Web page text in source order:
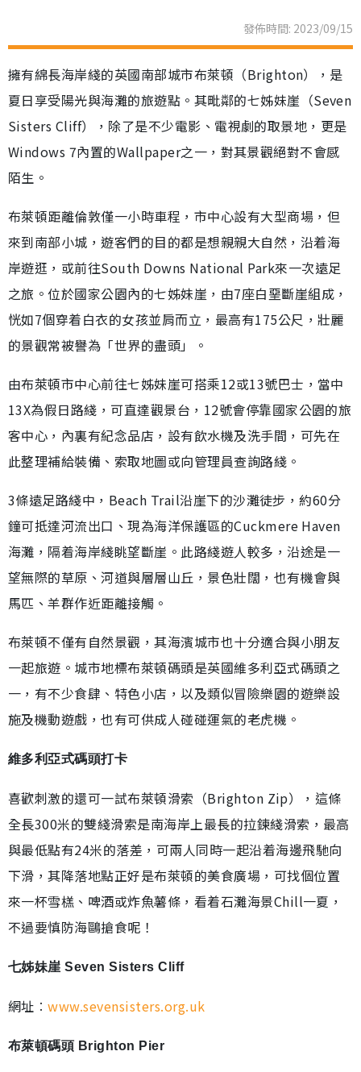
發佈時間: 2023/09/15
擁有綿長海岸綫的英國南部城市布萊頓（Brighton），是
夏日享受陽光與海灘的旅遊點。其毗鄰的七姊妹崖（Seven
Sisters Cliff），除了是不少電影、電視劇的取景地，更是
Windows 7內置的Wallpaper之一，對其景觀絕對不會感
陌生。
布萊頓距離倫敦僅一小時車程，市中心設有大型商場，但
來到南部小城，遊客們的目的都是想親親大自然，沿着海
岸遊逛，或前往South Downs National Park來一次遠足
之旅。位於國家公園內的七姊妹崖，由7座白堊斷崖組成，
恍如7個穿着白衣的女孩並肩而立，最高有175公尺，壯麗
的景觀常被譽為「世界的盡頭」。
由布萊頓市中心前往七姊妹崖可搭乘12或13號巴士，當中
13X為假日路綫，可直達觀景台，12號會停靠國家公園的旅
客中心，內裏有紀念品店，設有飲水機及洗手間，可先在
此整理補給裝備、索取地圖或向管理員查詢路綫。
3條遠足路綫中，Beach Trail沿崖下的沙灘徒步，約60分
鐘可抵達河流出口、現為海洋保護區的Cuckmere Haven
海灘，隔着海岸綫眺望斷崖。此路綫遊人較多，沿途是一
望無際的草原、河道與層層山丘，景色壯闊，也有機會與
馬匹、羊群作近距離接觸。
布萊頓不僅有自然景觀，其海濱城市也十分適合與小朋友
一起旅遊。城市地標布萊頓碼頭是英國維多利亞式碼頭之
一，有不少食肆、特色小店，以及類似冒險樂園的遊樂設
施及機動遊戲，也有可供成人碰碰運氣的老虎機。
維多利亞式碼頭打卡
喜歡刺激的還可一試布萊頓滑索（Brighton Zip），這條
全長300米的雙綫滑索是南海岸上最長的拉鍊綫滑索，最高
與最低點有24米的落差，可兩人同時一起沿着海邊飛馳向
下滑，其降落地點正好是布萊頓的美食廣場，可找個位置
來一杯雪榚、啤酒或炸魚薯條，看着石灘海景Chill一夏，
不過要慎防海鷗搶食呢！
七姊妹崖 Seven Sisters Cliff
網址︰www.sevensisters.org.uk
布萊頓碼頭 Brighton Pier